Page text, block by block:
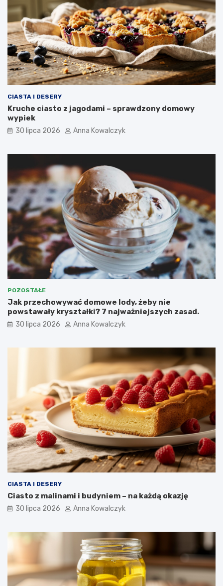
CIASTA I DESERY
Kruche ciasto z jagodami – sprawdzony domowy
wypiek
30 lipca 2026 Anna Kowalczyk
POZOSTAŁE
Jak przechowywać domowe lody, żeby nie
powstawały kryształki? 7 najważniejszych zasad.
30 lipca 2026 Anna Kowalczyk
CIASTA I DESERY
Ciasto z malinami i budyniem – na każdą okazję
30 lipca 2026 Anna Kowalczyk